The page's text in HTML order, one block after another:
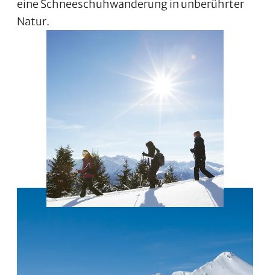
eine Schneeschuhwanderung in unberührter
Natur.